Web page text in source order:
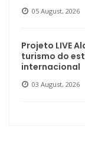
05 August, 2026
Projeto LIVE
turismo do
internacional
03 August, 2026